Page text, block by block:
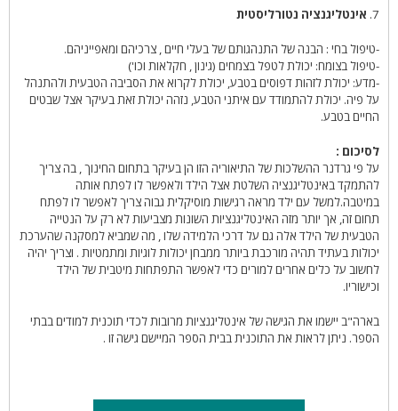
7. אינטליגנציה נטורליסטית
-טיפול בחי : הבנה של התנהגותם של בעלי חיים , צרכיהם ומאפייניהם.
-טיפול בצומח: יכולת לטפל בצמחים (גינון , חקלאות וכו')
-מדע: יכולת לזהות דפוסים בטבע, יכולת לקרוא את הסביבה הטבעית ולהתנהל
על פיה. יכולת להתמודד עם איתני הטבע, נזהה יכולת זאת בעיקר אצל שבטים
החיים בטבע.
לסיכום :
על פי גרדנר ההשלכות של התיאוריה הזו הן בעיקר בתחום החינוך , בה צריך
להתמקד באינטליגנציה השלטת אצל הילד ולאפשר לו לפתח אותה
במיטבה.למשל עם ילד מראה רגישות מוסיקלית גבוה צריך לאפשר לו לפתח
תחום זה, אך יותר מזה האינטליגנציות השונות מצביעות לא רק על הנטייה
הטבעית של הילד אלה גם על דרכי הלמידה שלו , מה שמביא למסקנה שהערכת
יכולות בעתיד תהיה מורכבת ביותר ממבחן יכולות לוגיות ומתמטיות . וצריך יהיה
לחשוב על כלים אחרים למורים כדי לאפשר התפתחות מיטבית של הילד
וכישוריו.
בארה"ב יישמו את הגישה של אינטליגנציות מרובות לכדי תוכנית למודים בבתי
הספר. ניתן לראות את התוכנית בבית הספר המיישם גישה זו .